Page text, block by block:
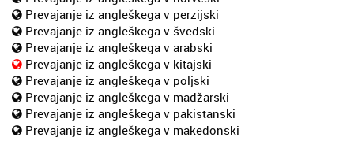
Prevajanje iz angleškega v perzijski
Prevajanje iz angleškega v švedski
Prevajanje iz angleškega v arabski
Prevajanje iz angleškega v kitajski
Prevajanje iz angleškega v poljski
Prevajanje iz angleškega v madžarski
Prevajanje iz angleškega v pakistanski
Prevajanje iz angleškega v makedonski